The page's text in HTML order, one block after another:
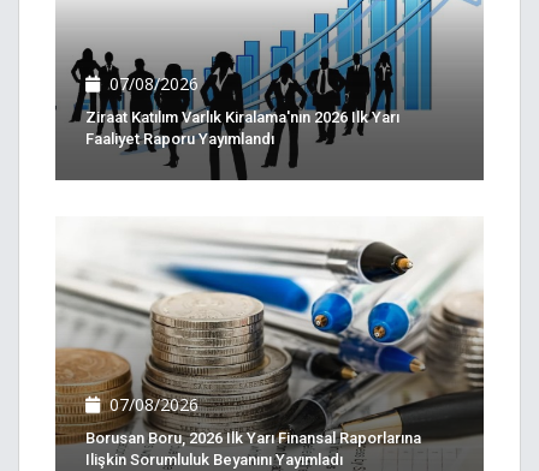
07/08/2026
Ziraat Katılım Varlık Kiralama'nın 2026 Ilk Yarı
Faaliyet Raporu Yayımlandı
07/08/2026
Borusan Boru, 2026 Ilk Yarı Finansal Raporlarına
Ilişkin Sorumluluk Beyanını Yayımladı